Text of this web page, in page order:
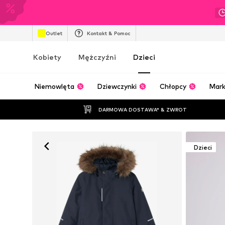
Outlet Kontakt & Pomoc
Kobiety Mężczyźni Dzieci
Niemowlęta Dziewczynki Chłopcy
DARMOWA DOSTAWA* & ZWROT
Dzieci